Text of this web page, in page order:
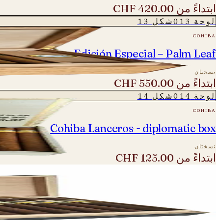
ابتداءً من CHF 420.00
لوحة 013 شكل 13
cohiba
Ideales - Edición Especial – Palm Leaf
نسختان
ابتداءً من CHF 550.00
لوحة 014 شكل 14
cohiba
Cohiba Lanceros - diplomatic box
نسختان
ابتداءً من CHF 125.00
Cohiba Maduro 5 Genios